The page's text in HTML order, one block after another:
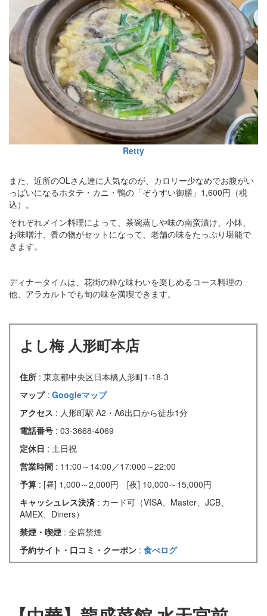
Retty
また、近所のOLさん達に人気なのが、カロリー少なめでお腹がい
っぱいになるホタテ・カニ・鴨の「ぞうすい御膳」1,600円（税
込）。
それぞれメイン料理によって、茶碗蒸しや味の南蛮漬け、小鉢、
お味噌汁、香の物がセットになって、老舗の味をたっぷり堪能で
きます。
ディナータイムは、花街の粋な味わいを楽しめるコース料理の
他、アラカルトでも旬の味を満喫できます。
よし梅 人形町本店
住所 : 東京都中央区日本橋人形町1-18-3
マップ : Googleマップ
アクセス : 人形町駅 A2・A6出口から徒歩1分
電話番号 : 03-3668-4069
定休日 : 土日祝
営業時間 : 11:00～14:00／17:000～22:00
予算 : [昼] 1,000～2,000円 [夜] 10,000～15,000円
キャッシュレス決済 : カード可（VISA、Master、JCB、
AMEX、Diners）
禁煙・喫煙 : 全席禁煙
予約サイト・口コミ・クーポン : 食べログ